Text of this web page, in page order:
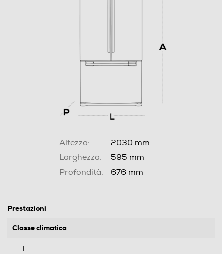
Altezza:
2030 mm
Larghezza:
595 mm
Profondità:
676 mm
Prestazioni
Classe climatica
T